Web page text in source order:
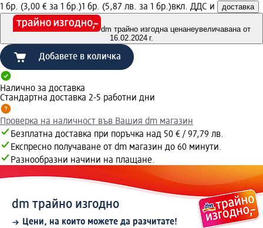
1 бр. (3,00 € за 1 бр.)1 бр. (5,87 лв. за 1 бр.)вкл. ДДС и доставка
dm трайно изгодна ценанеувеличавана от
16.02.2024 г.
Добавете в количка
Налично за доставка
Стандартна доставка 2-5 работни дни
Проверка на наличност във Вашия dm магазин
Безплатна доставка при поръчка над 50 € / 97,79 лв.
Експресно получаване от dm магазин до 60 минути.
Разнообразни начини на плащане.
dm трайно изгодно
Цени, на които можете да разчитате!